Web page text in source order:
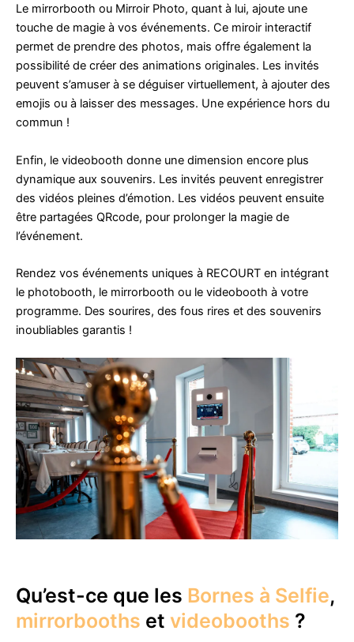
Le mirrorbooth ou Mirroir Photo, quant à lui, ajoute une
touche de magie à vos événements. Ce miroir interactif
permet de prendre des photos, mais offre également la
possibilité de créer des animations originales. Les invités
peuvent s’amuser à se déguiser virtuellement, à ajouter des
emojis ou à laisser des messages. Une expérience hors du
commun !
Enfin, le videobooth donne une dimension encore plus
dynamique aux souvenirs. Les invités peuvent enregistrer
des vidéos pleines d’émotion. Les vidéos peuvent ensuite
être partagées QRcode, pour prolonger la magie de
l’événement.
Rendez vos événements uniques à RECOURT en intégrant
le photobooth, le mirrorbooth ou le videobooth à votre
programme. Des sourires, des fous rires et des souvenirs
inoubliables garantis !
Qu’est-ce que les Bornes à Selfie,
mirrorbooths et videobooths ?